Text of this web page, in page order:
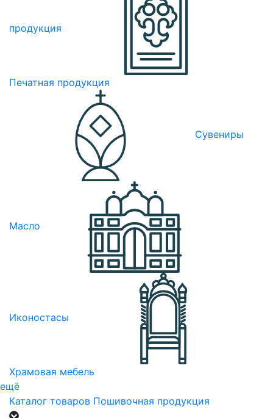
продукция
Печатная продукция
Сувениры
Масло
Иконостасы
Храмовая мебель
ещё
Каталог товаров Пошивочная продукция